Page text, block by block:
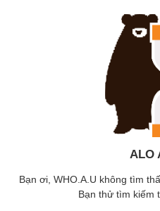
ALO
Bạn ơi, WHO.A.U không tìm
Bạn thử tìm kiếm